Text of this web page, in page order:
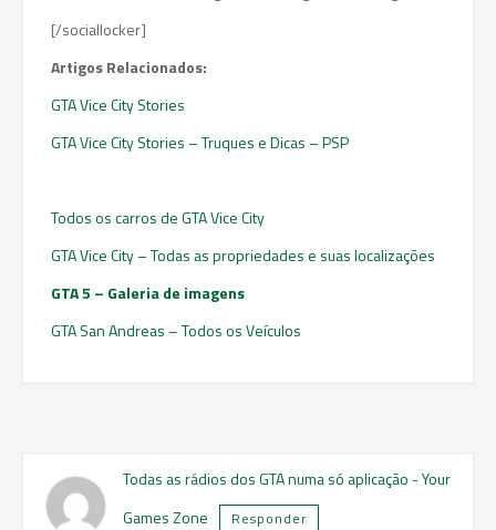
[/sociallocker]
Artigos Relacionados:
GTA Vice City Stories
GTA Vice City Stories – Truques e Dicas – PSP
Todos os carros de GTA Vice City
GTA Vice City – Todas as propriedades e suas localizações
GTA 5 – Galeria de imagens
GTA San Andreas – Todos os Veículos
Todas as rádios dos GTA numa só aplicação - Your
Games Zone
Responder